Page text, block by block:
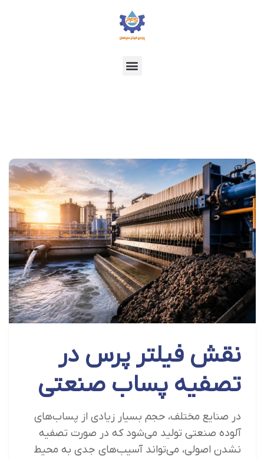
نقش فیلتر پرس در
تصفیه پساب صنعتی
در صنایع مختلف، حجم بسیار زیادی از پساب‌های
آلوده صنعتی تولید می‌شود که در صورت تصفیه
نشدن اصولی، می‌تواند آسیب‌های جدی به محیط